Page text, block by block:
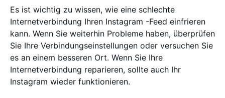
Es ist wichtig zu wissen, wie eine schlechte
Internetverbindung Ihren Instagram -Feed einfrieren
kann. Wenn Sie weiterhin Probleme haben, überprüfen
Sie Ihre Verbindungseinstellungen oder versuchen Sie
es an einem besseren Ort. Wenn Sie Ihre
Internetverbindung reparieren, sollte auch Ihr
Instagram wieder funktionieren.